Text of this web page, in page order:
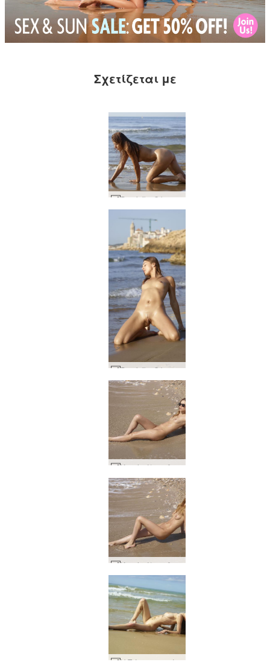
Σχετίζεται με
Dominika C beach party #48
Dominika C beach party #28
Ksenia ήλιος θάλασσα και σεξ #16
Ksenia ήλιος θάλασσα και σεξ #12
Η Τάνια μια μέρα στην παραλία #25